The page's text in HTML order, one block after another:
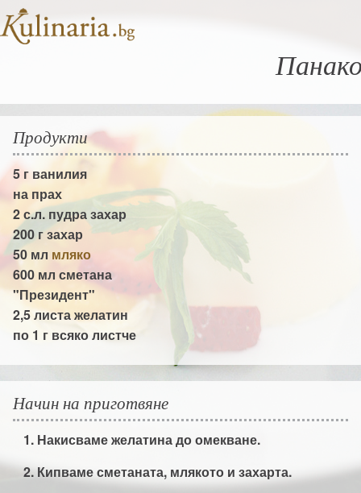
Продукти
5 г ванилия
на прах
2 с.л. пудра захар
200 гзахар
50 мл мляко
600 мл сметана
"Президент"
2,5 листажелатин
по 1 г всяко листче
Начин на приготвяне
Накисваме желатина до омекване.
Кипваме сметаната, млякото и захарта.